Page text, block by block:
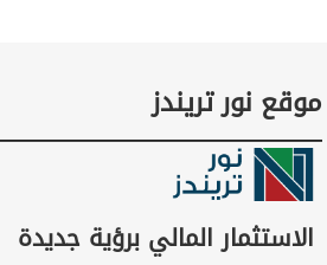
موقع نور تريندز
الاستثمار المالي برؤية جديدة